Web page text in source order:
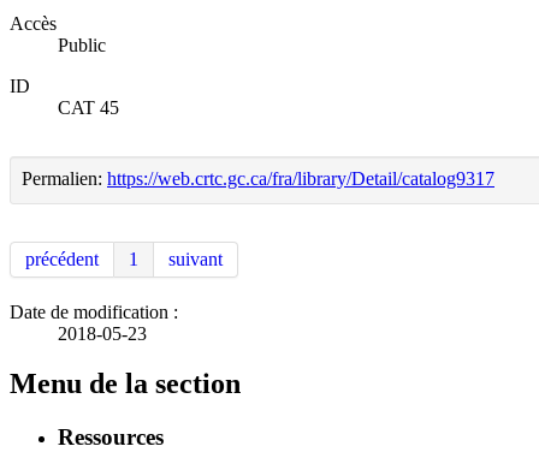
Accès
Public
ID
CAT 45
Permalien: https://web.crtc.gc.ca/fra/library/Detail/catalog9317
précédent 1 suivant
Date de modification :
2018-05-23
Menu de la section
Ressources